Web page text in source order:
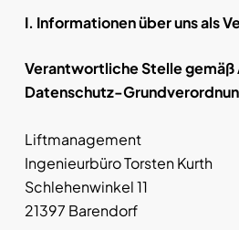
I. Informationen über uns als
Verantwortliche Stelle gemäß
Datenschutz-
Liftmanagement
Ingenieurbüro Torsten Kurth
Schlehenwinkel 11
21397 Barendorf